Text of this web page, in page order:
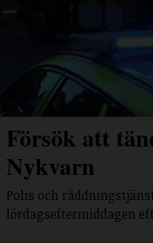
Försök att
Nykvarn
Polis och
lördagseftermiddagen